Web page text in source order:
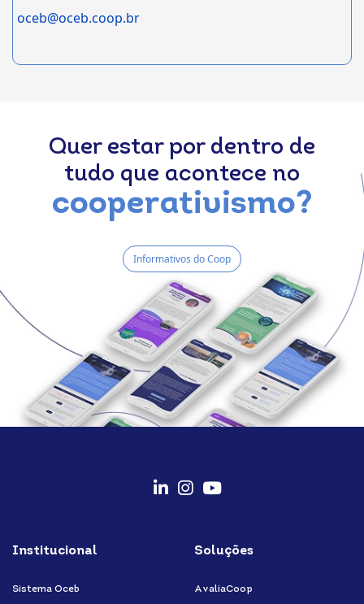
oceb@oceb.coop.br
Quer estar por dentro de
tudo que acontece no
cooperativismo?
Informativos do Coop
instagram
youtube
Institucional
Sistema Oceb
Soluções
AvaliaCoop